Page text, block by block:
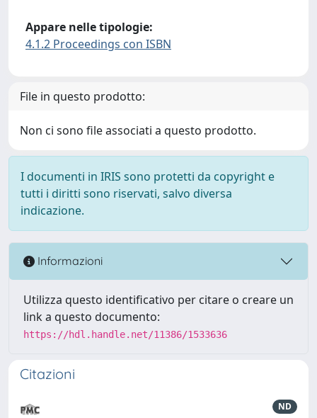
Appare nelle tipologie:
4.1.2 Proceedings con ISBN
File in questo prodotto:
Non ci sono file associati a questo prodotto.
I documenti in IRIS sono protetti da copyright e
tutti i diritti sono riservati, salvo diversa
indicazione.
Informazioni
Utilizza questo identificativo per citare o creare un
link a questo documento:
https://hdl.handle.net/11386/1533636
Citazioni
ND